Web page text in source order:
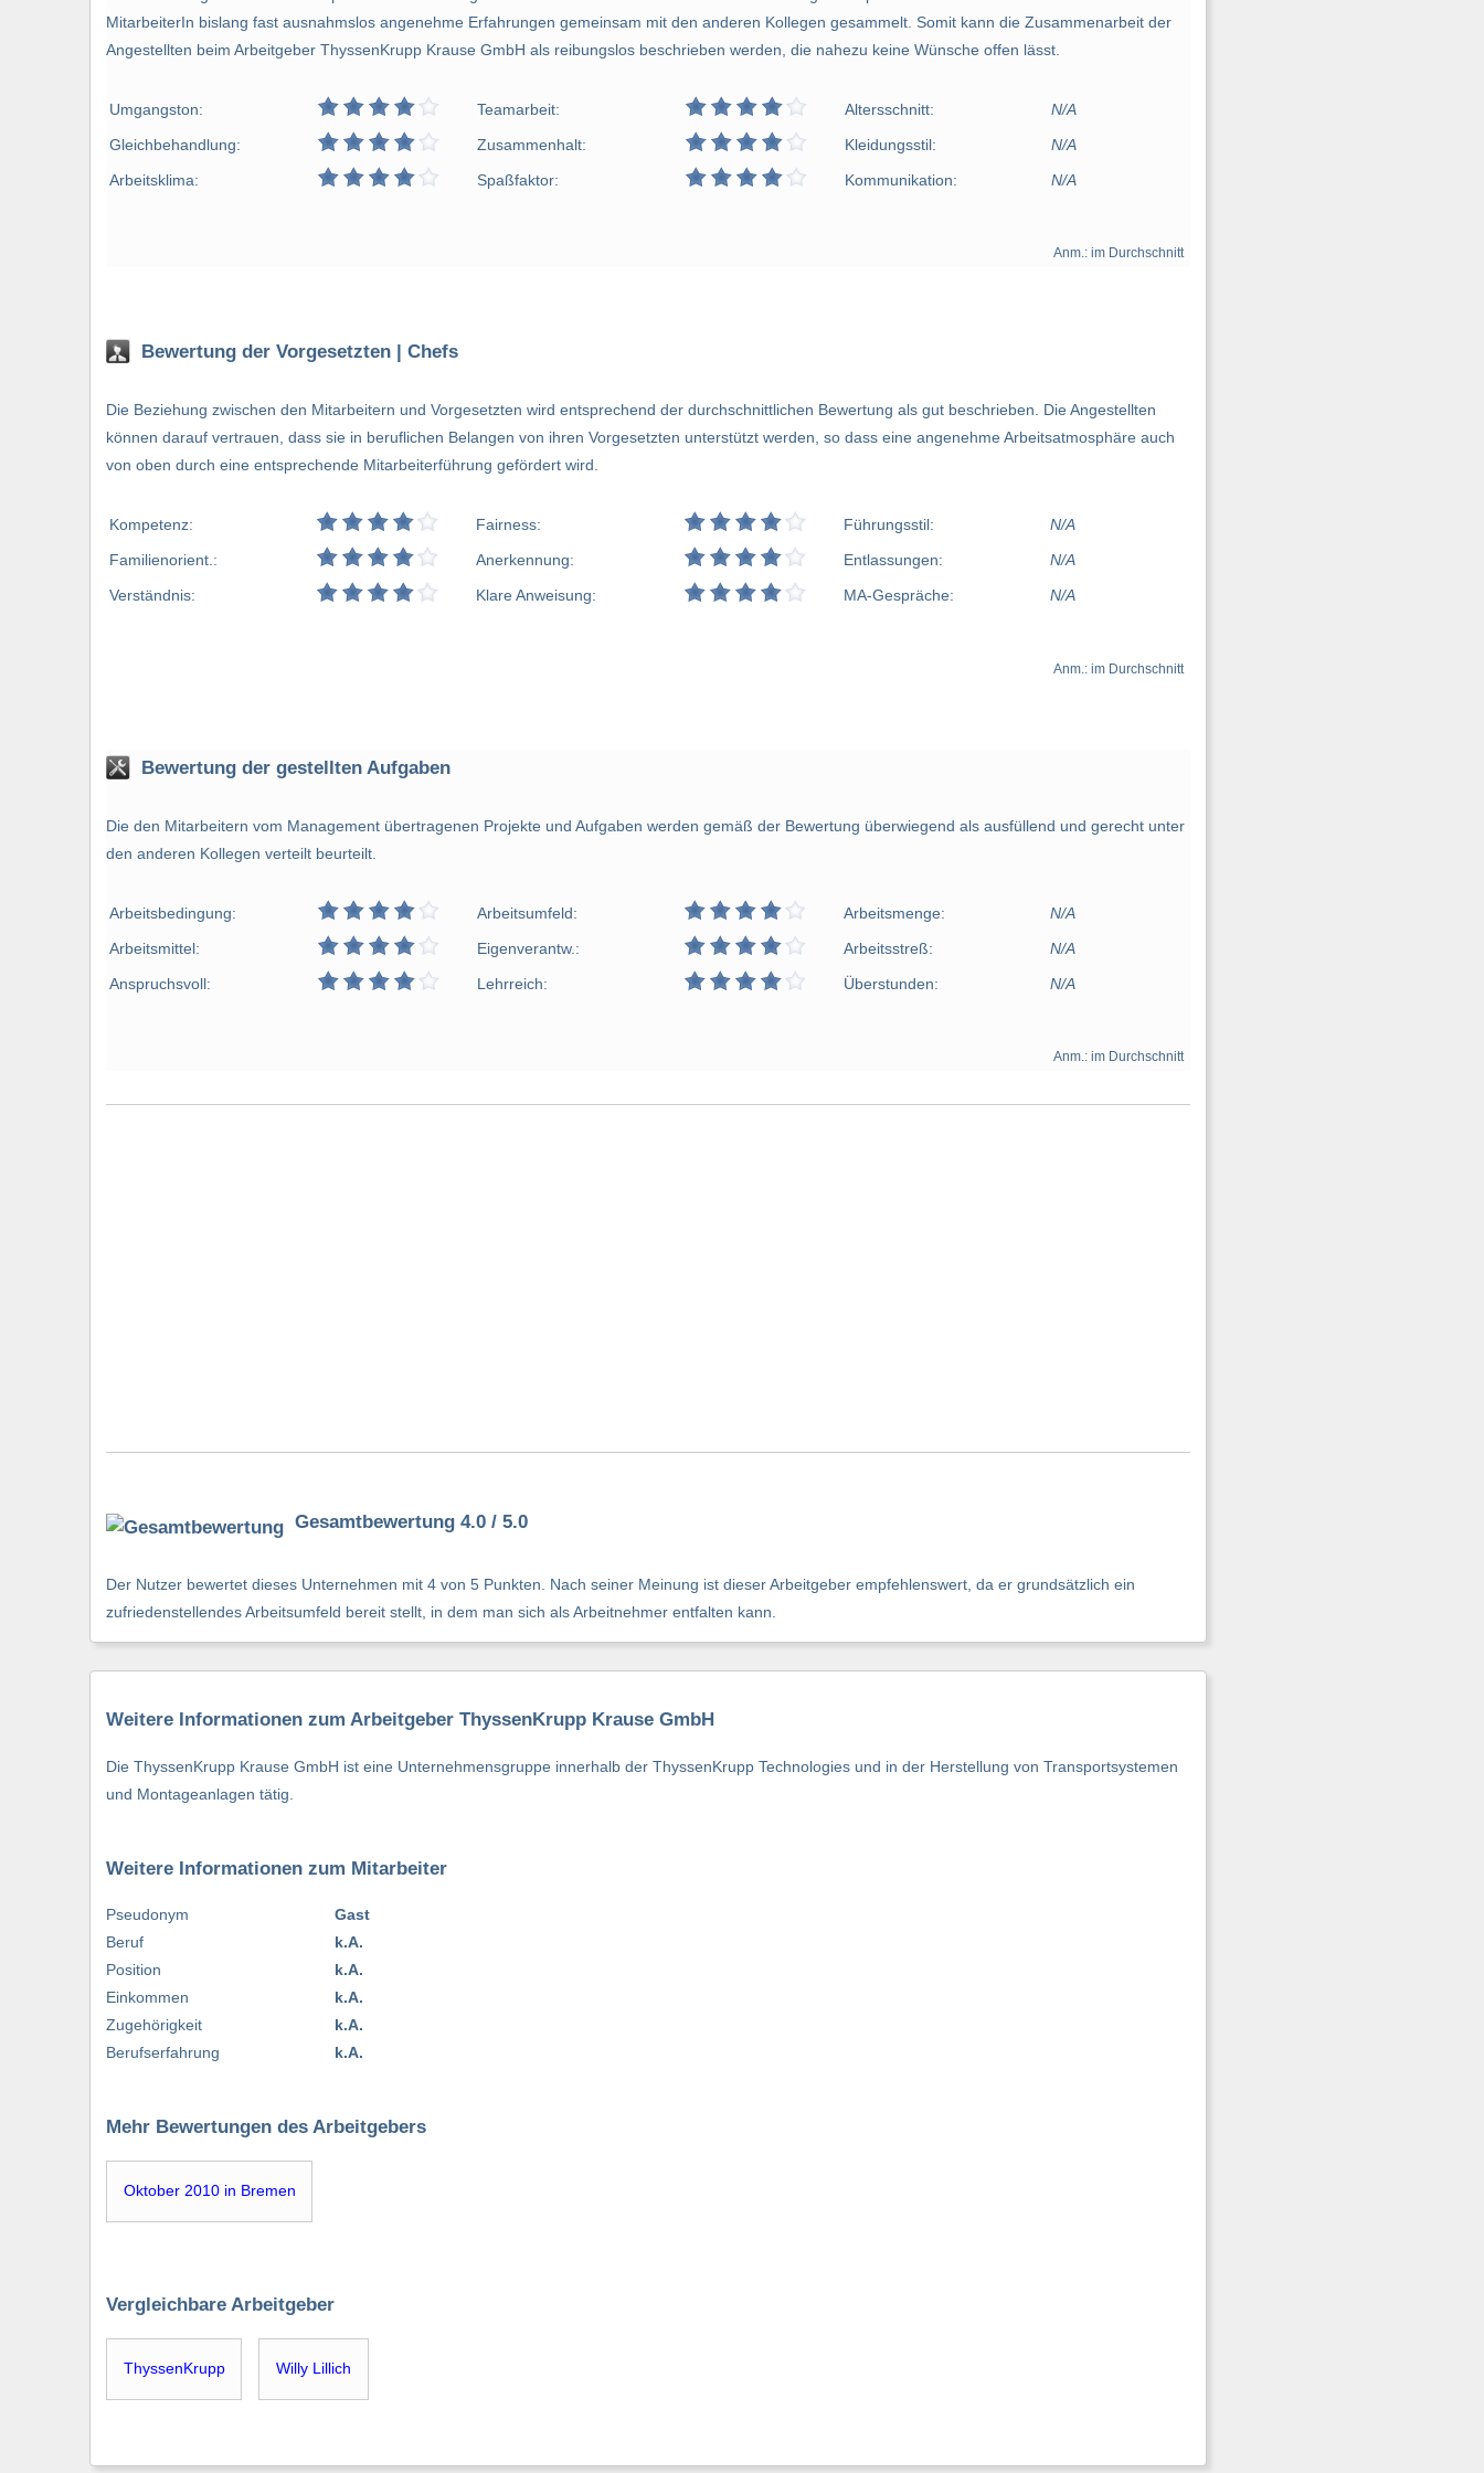
MitarbeiterIn bislang fast ausnahmslos angenehme Erfahrungen gemeinsam mit den anderen Kollegen gesammelt. Somit kann die Zusammenarbeit der
Angestellten beim Arbeitgeber ThyssenKrupp Krause GmbH als reibungslos beschrieben werden, die nahezu keine Wünsche offen lässt.
Umgangston: Teamarbeit: Altersschnitt:
N/A
Gleichbehandlung:
Zusammenhalt: Kleidungsstil:
N/A
Arbeitsklima:
Spaßfaktor: Kommunikation: N/A
Anm.: im Durchschnitt
Bewertung der Vorgesetzten | Chefs
Die Beziehung zwischen den Mitarbeitern und Vorgesetzten wird entsprechend der durchschnittlichen Bewertung als gut beschrieben. Die Angestellten
können darauf vertrauen, dass sie in beruflichen Belangen von ihren Vorgesetzten unterstützt werden, so dass eine angenehme Arbeitsatmosphäre auch
von oben durch eine entsprechende Mitarbeiterführung gefördert wird.
Kompetenz: Fairness: Führungsstil:
N/A
Familienorient.:
Anerkennung: Entlassungen:
N/A
Verständnis:
Klare Anweisung: MA-Gespräche: N/A
Anm.: im Durchschnitt
Bewertung der gestellten Aufgaben
Die den Mitarbeitern vom Management übertragenen Projekte und Aufgaben werden gemäß der Bewertung überwiegend als ausfüllend und gerecht unter
den anderen Kollegen verteilt beurteilt.
Arbeitsbedingung: Arbeitsumfeld: Arbeitsmenge:
N/A
Arbeitsmittel:
Eigenverantw.: Arbeitsstreß:
N/A
Anspruchsvoll:
Lehrreich: Überstunden: N/A
Anm.: im Durchschnitt
Gesamtbewertung 4.0 / 5.0
Der Nutzer bewertet dieses Unternehmen mit 4 von 5 Punkten. Nach seiner Meinung ist dieser Arbeitgeber empfehlenswert, da er grundsätzlich ein
zufriedenstellendes Arbeitsumfeld bereit stellt, in dem man sich als Arbeitnehmer entfalten kann.
Weitere Informationen zum Arbeitgeber ThyssenKrupp Krause GmbH
Die ThyssenKrupp Krause GmbH ist eine Unternehmensgruppe innerhalb der ThyssenKrupp Technologies und in der Herstellung von Transportsystemen
und Montageanlagen tätig.
Weitere Informationen zum Mitarbeiter
Pseudonym
Beruf
Position
Einkommen
Zugehörigkeit
Berufserfahrung
Gast
k.A.
k.A.
k.A.
k.A.
k.A.
Mehr Bewertungen des Arbeitgebers
Oktober 2010 in Bremen
Vergleichbare Arbeitgeber
ThyssenKrupp Willy Lillich